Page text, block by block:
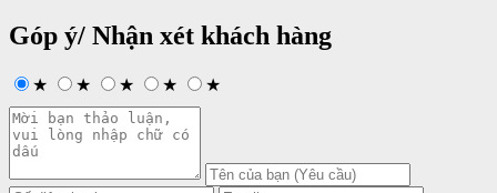
Góp ý/ Nhận xét khách hàng
★ ★ ★ ★ ★